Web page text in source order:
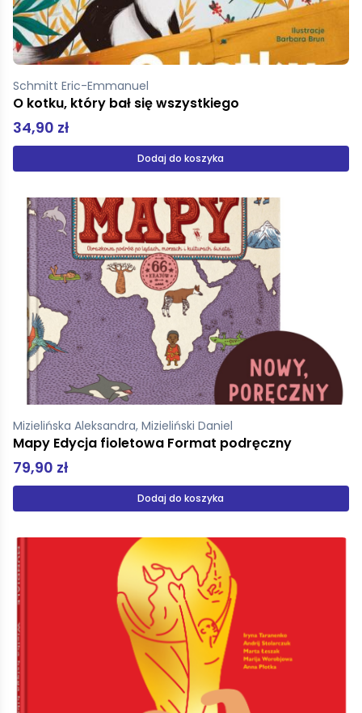
Schmitt Eric-Emmanuel
O kotku, który bał się wszystkiego
34,90 zł
Dodaj do koszyka
Mizielińska Aleksandra, Mizieliński Daniel
Mapy Edycja fioletowa Format podręczny
79,90 zł
Dodaj do koszyka